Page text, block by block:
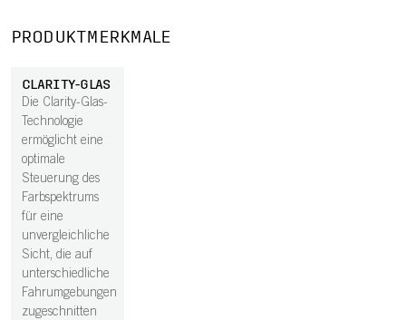
PRODUKTMERKMALE
CLARITY-GLAS
Die Clarity-Glas-
Technologie
ermöglicht eine
optimale
Steuerung des
Farbspektrums
für eine
unvergleichliche
Sicht, die auf
unterschiedliche
Fahrumgebungen
zugeschnitten